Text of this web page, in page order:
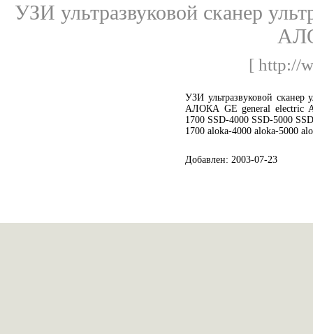
УЗИ ультразвуковой сканер
[ http://
УЗИ ультразвуковой сканер
АЛОКА GE general electric
1700 SSD-4000 SSD-5000
1700 aloka-4000 aloka-5000
Добавлен: 2003-07-23